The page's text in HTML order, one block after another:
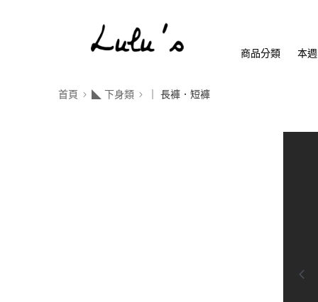
商品分類 本
首頁 ◣ 下身類 ｜ 長褲．短褲